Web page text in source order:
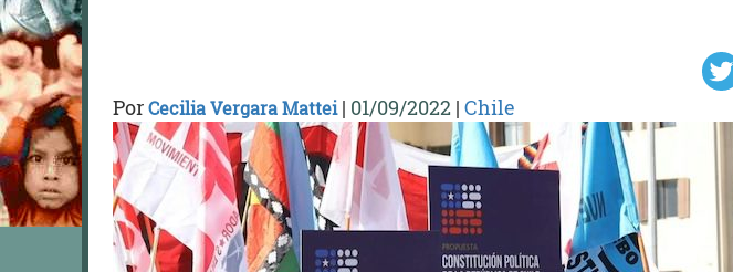
PorCecilia Vergara Mattei| 01/09/2022 | Chile